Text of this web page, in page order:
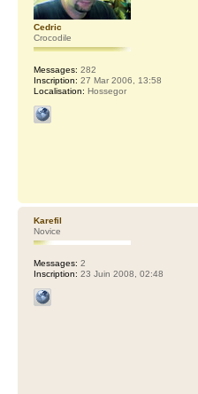
Cedric
Crocodile
Messages: 282
Inscription: 27 Mar 2006, 13:58
Localisation: Hossegor
Karefil
Novice
Messages: 2
Inscription: 23 Juin 2008, 02:48